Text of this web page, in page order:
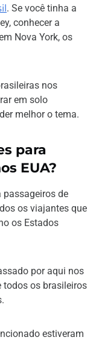
. Se você tinha a
conhecer a
Nova York, os
nos
em solo
melhor o tema.
para
EUA?
passageiros de
os viajantes que
os Estados
por aqui nos
os brasileiros
estiveram